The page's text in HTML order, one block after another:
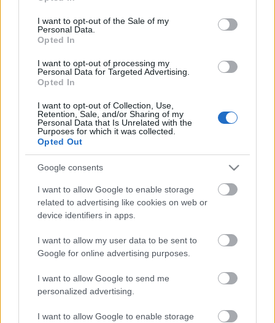
use your data for below specified purposes in below Google
consent section.
I want to opt-out of the Sale of my
Personal Data.
Opted In
I want to opt-out of processing my
Personal Data for Targeted Advertising.
Opted In
I want to opt-out of Collection, Use,
Retention, Sale, and/or Sharing of my
Personal Data that Is Unrelated with the
Purposes for which it was collected.
Opted Out
Google consents
I want to allow Google to enable storage
related to advertising like cookies on web or
device identifiers in apps.
I want to allow my user data to be sent to
Google for online advertising purposes.
I want to allow Google to send me
personalized advertising.
I want to allow Google to enable storage
Csizmazia Darab István [Rambo]
A humán interfész szerepe a biztonságban
megkerülhetetlen, ahogy ezt a social engineering
kapcsán a nemrég elhunyt Kevin Mitnick is találóan
megfogalmazta: "Egy vállalat több százezer dollárt
költhet tűzfalakra, behatolásjelző rendszerekre,
titkosítási és egyéb biztonsági technológiákra, de ha